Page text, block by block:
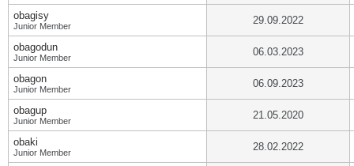
obagisy
Junior Member 29.09.2022
obagodun
Junior Member 06.03.2023
obagon
Junior Member 06.09.2023
obagup
Junior Member 21.05.2020
obaki
Junior Member 28.02.2022